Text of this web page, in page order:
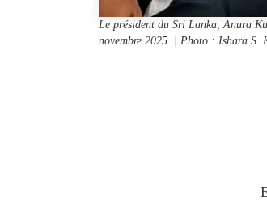
Le président du Sri Lanka, Anura
novembre 2025. | Photo : Ishara S.